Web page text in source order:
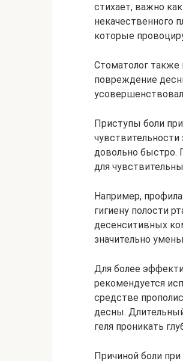
стихает, важно
некачественного
которые
Стоматолог
повреждение
Приступы боли
чувствительности
довольно быстро.
для
Например,
гигиену полости
десенситивных
значительно
Для более
рекомендуется
средстве
десны.
геля проникать
Причиной боли